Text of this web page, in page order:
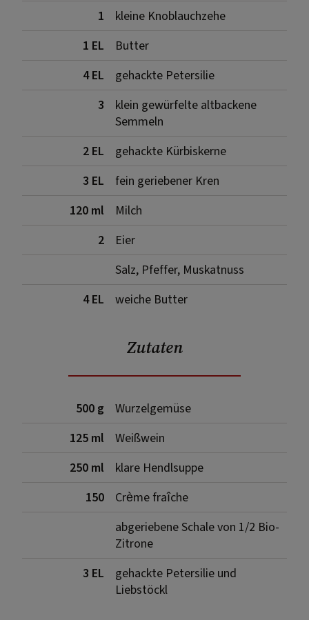
1
kleine Knoblauchzehe
1 EL
Butter
4 EL
gehackte Petersilie
3
klein gewürfelte altbackene
Semmeln
2 EL
gehackte Kürbiskerne
3 EL
fein geriebener Kren
120 ml
Milch
2
Eier
Salz, Pfeffer, Muskatnuss
4 EL
weiche Butter
Zutaten
500 g
Wurzelgemüse
125 ml
Weißwein
250 ml
klare Hendlsuppe
150
Crème fraîche
abgeriebene Schale von 1/2 Bio-
Zitrone
3 EL
gehackte Petersilie und
Liebstöckl